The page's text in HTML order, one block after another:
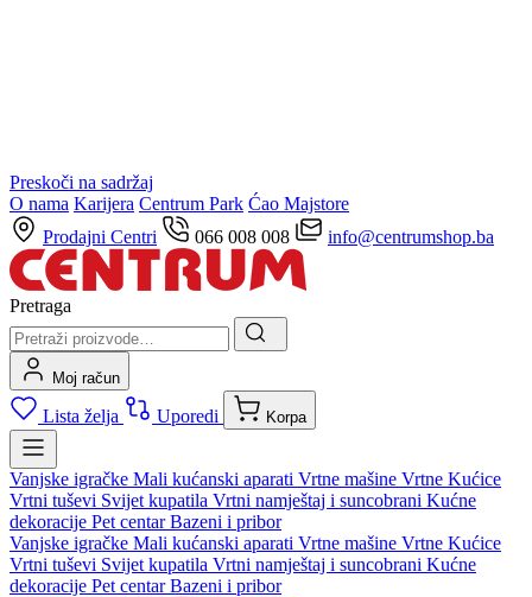
Preskoči na sadržaj
O nama Karijera Centrum Park Ćao Majstore
Prodajni Centri
066 008 008 info@centrumshop.ba
Pretraga
Moj račun
Lista želja Uporedi Korpa
Vanjske igračke Mali kućanski aparati Vrtne mašine Vrtne Kućice
Vrtni tuševi Svijet kupatila Vrtni namještaj i suncobrani Kućne
dekoracije Pet centarBazeni i pribor
Vanjske igračke Mali kućanski aparati Vrtne mašine Vrtne Kućice
Vrtni tuševi Svijet kupatila Vrtni namještaj i suncobrani Kućne
dekoracije Pet centarBazeni i pribor